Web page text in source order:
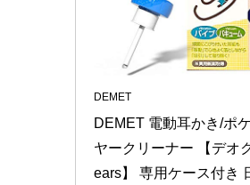
DEMET
DEMET 電動耳かき/ポ
ヤークリーナー 【デオ
ears】 専用ケース付き